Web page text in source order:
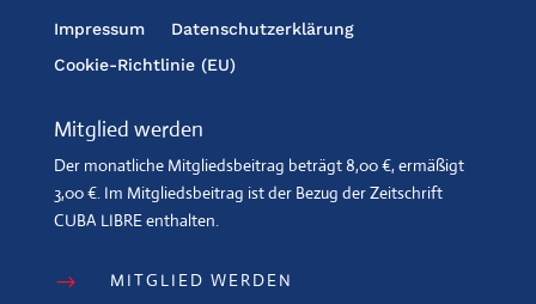
Impressum
Datenschutzerklärung
Cookie-Richtlinie (EU)
Mitglied werden
Der monatliche Mitgliedsbeitrag beträgt 8,00 €, ermäßigt
3,00 €. Im Mitgliedsbeitrag ist der Bezug der Zeitschrift
CUBA LIBRE enthalten.
$ MITGLIED WERDEN